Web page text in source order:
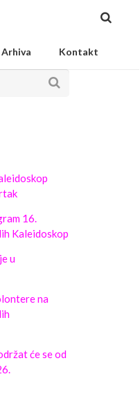
Arhiva Kontakt
16.
Kaleidoskop
u
na
će se od